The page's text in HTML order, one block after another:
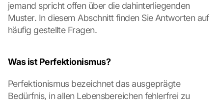
jemand spricht offen über die dahinterliegenden
Muster. In diesem Abschnitt finden Sie Antworten auf
häufig gestellte Fragen.
Was ist Perfektionismus?
Perfektionismus bezeichnet das ausgeprägte
Bedürfnis, in allen Lebensbereichen fehlerfrei zu